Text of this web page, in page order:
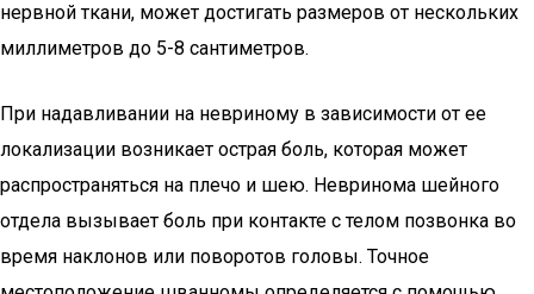
нервной ткани, может достигать размеров от нескольких
миллиметров до 5-8 сантиметров.
При надавливании на невриному в зависимости от ее
локализации возникает острая боль, которая может
распространяться на плечо и шею. Невринома шейного
отдела вызывает боль при контакте с телом позвонка во
время наклонов или поворотов головы. Точное